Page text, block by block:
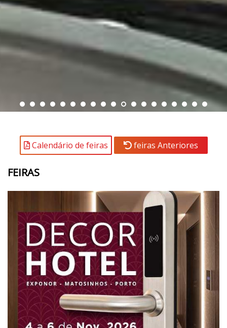
Calendário de feiras feiras Anteriores
FEIRAS